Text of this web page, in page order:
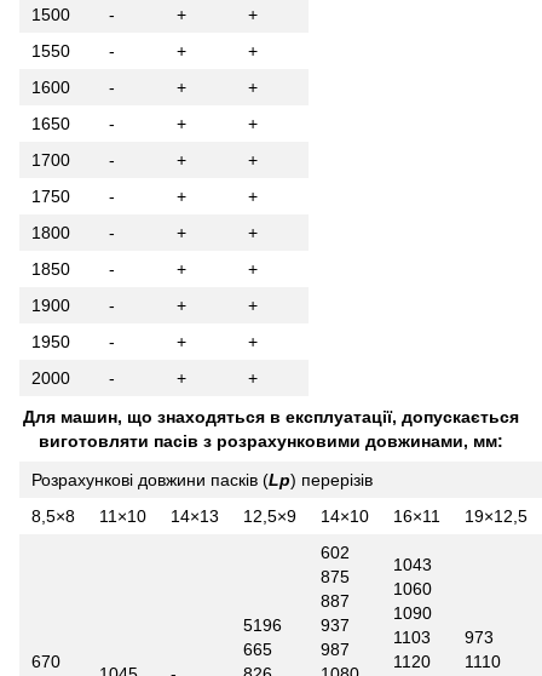
1500
- +
+
1550
- +
+
1600
- +
+
1650
- +
+
1700
- +
+
1750
- +
+
1800
- +
+
1850
- +
+
1900
- +
+
1950
- +
+
2000
- +
+
Для машин, що знаходяться в експлуатації, допускається
виготовляти пасів з розрахунковими довжинами, мм:
Розрахункові довжини пасків (Lp) перерізів
8,5×8
11×10 14×13 12,5×9 14×10 16×11 19×12,5
670
5196
665
602
875
887
937
987
1043
1060
1090
1103
1120
973
1110